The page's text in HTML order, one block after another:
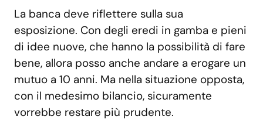
La banca deve riflettere sulla sua
esposizione. Con degli eredi in gamba e pieni
di idee nuove, che hanno la possibilità di fare
bene, allora posso anche andare a erogare un
mutuo a 10 anni. Ma nella situazione opposta,
con il medesimo bilancio, sicuramente
vorrebbe restare più prudente.